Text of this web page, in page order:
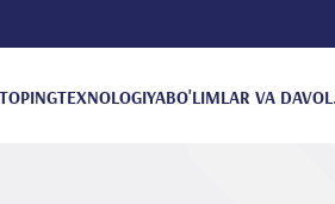
TEXNOLOGIYA